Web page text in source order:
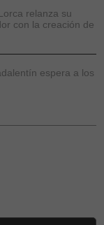
relanza su
con la creación de
espera a los